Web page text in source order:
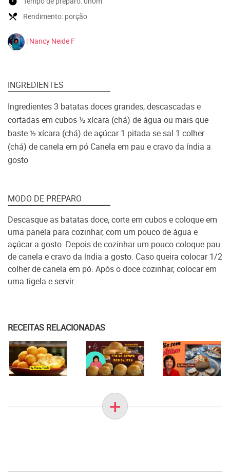
local_dining Rendimento: porção
| Nancy Neide F
INGREDIENTES
Ingredientes 3 batatas doces grandes, descascadas e
cortadas em cubos ½ xícara (chá) de água ou mais que
baste ½ xícara (chá) de açúcar 1 pitada se sal 1 colher
(chá) de canela em pó Canela em pau e cravo da índia a
gosto
MODO DE PREPARO
Descasque as batatas doce, corte em cubos e coloque em
uma panela para cozinhar, com um pouco de água e
açúcar a gosto. Depois de cozinhar um pouco coloque pau
de canela e cravo da índia a gosto. Caso queira colocar 1/2
colher de canela em pó. Após o doce cozinhar, colocar em
uma tigela e servir.
RECEITAS RELACIONADAS
+